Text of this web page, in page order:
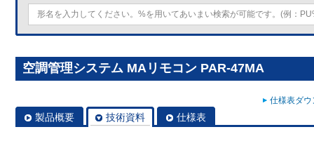
空調管理システム MAリモコン PAR-47MA
仕様表ダ
製品概要 技術資料 仕様表